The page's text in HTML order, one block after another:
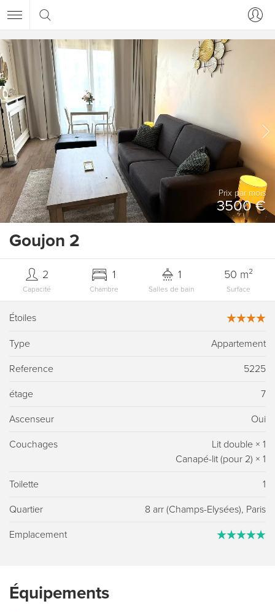
Prix ​​par mois
3500 €
Goujon 2
Capacité
2
Chambre
1
Salles de bain
1
Surface
50 m²
Étoiles
Type Appartement
Reference 5225
étage 7
Ascenseur Oui
Couchages Lit double × 1
Canapé-lit (pour 2) × 1
Toilette 1
Quartier 8 arr (Champs-Elysées), Paris
Emplacement
Équipements